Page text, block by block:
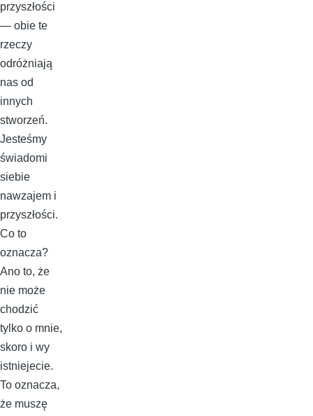
przyszłości
— obie te
rzeczy
odróżniają
nas od
innych
stworzeń.
Jesteśmy
świadomi
siebie
nawzajem i
przyszłości.
Co to
oznacza?
Ano to, że
nie może
chodzić
tylko o mnie,
skoro i wy
istniejecie.
To oznacza,
że muszę